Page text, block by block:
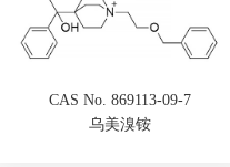
CAS No. 869113-09-7
乌美溴铵